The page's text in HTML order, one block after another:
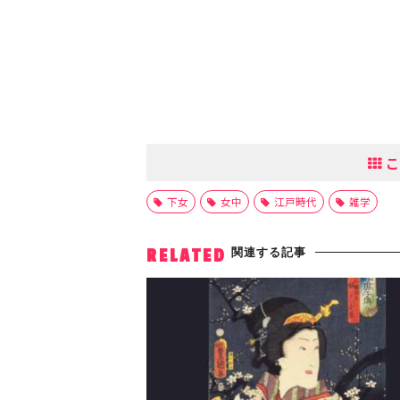
下女 女中 江戸時代 雑学
RELATED 関連する記事